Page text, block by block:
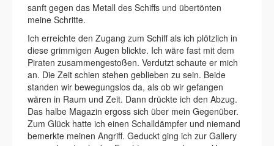
sanft gegen das Metall des Schiffs und übertönten
meine Schritte.
Ich erreichte den Zugang zum Schiff als ich plötzlich in
diese grimmigen Augen blickte. Ich wäre fast mit dem
Piraten zusammengestoßen. Verdutzt schaute er mich
an. Die Zeit schien stehen geblieben zu sein. Beide
standen wir bewegungslos da, als ob wir gefangen
wären in Raum und Zeit. Dann drückte ich den Abzug.
Das halbe Magazin ergoss sich über mein Gegenüber.
Zum Glück hatte ich einen Schalldämpfer und niemand
bemerkte meinen Angriff. Geduckt ging ich zur Gallery